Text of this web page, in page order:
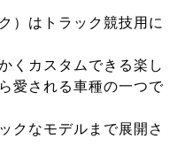
）はトラック競技用に
くカスタムできる楽し
愛される車種の一つで
クなモデルまで展開さ